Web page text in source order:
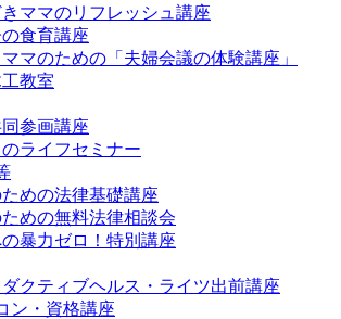
ママのリフレッシュ講座
食育講座
マのための「夫婦会議の体験講座」
教室
参画講座
ライフセミナー
めの法律基礎講座
めの無料法律相談会
暴力ゼロ！特別講座
ダクティブヘルス・ライツ出前講座
ン・資格講座